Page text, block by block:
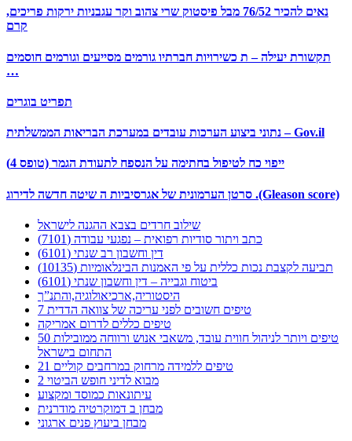
נאים להכיר 76/52 מבל פיסטוק שרי צהוב וקר עגבניות ירקות פריכים,
קרם
תקשורת יעילה – ת כשירויות חברתיו גורמים מסייעים וגורמים חוסמים
…
תפריט בוגרים
נתוני ביצוע הערכות עובדים במערכת הבריאות הממשלתית – Gov.il
ייפוי כח לטיפול בחתימה על הנספח לתעודת הגמר (טופס 4)
סרטן הערמונית של אגרסיביות ה שיטה חדשה לדירוג .(Gleason score)
שילוב חרדים בצבא ההגנה לישראל
כתב ויתור סודיות רפואית – נפגעי עבודה (7101)
דין וחשבון רב שנתי (6101)
תביעה לקצבת נכות כללית על פי האמנות הבינלאומיות (10135)
ביטוח וגבייה – דין וחשבון שנתי (6101)
היסטוריה,ארכיאולוגיה,והתנ”ך
7 טיפים חשובים לפני עריכה של צוואה הדדית
טיפים כללים לדרום אמריקה
50 טיפים ויותר לניהול חווית עובד, משאבי אנוש ורווחה ממובילות
התחום בישראל
21 טיפים ללמידה מרחוק במרחבים קוליים
מבוא לדיני חופש הביטוי 2
עיתונאות כמוסד ומקצוע
מבחן ב דמוקרטיה מודרנית
מבחן ביעוץ פנים ארגוני